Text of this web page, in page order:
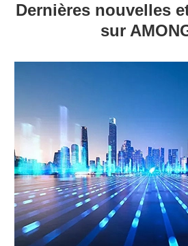
Dernières nouvelles
sur